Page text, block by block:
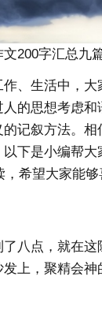
文200字汇总九
、生活中，大
的思想考虑和
记叙方法。相
下是小编帮
希望大家能够
八点，就在这
上，聚精会